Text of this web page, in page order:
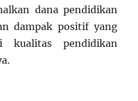
dana pendidikan
dampak positif yang
kualitas pendidikan